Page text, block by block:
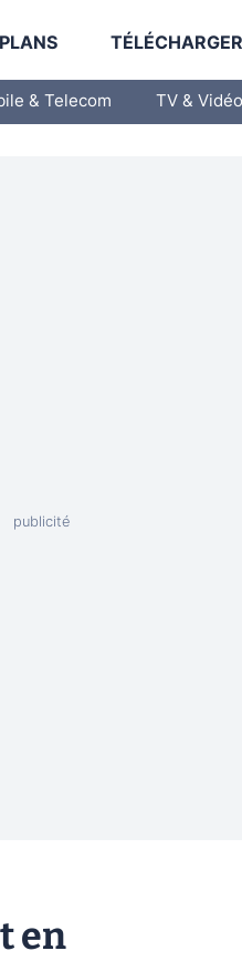
& Telecom TV & Vidéo
en